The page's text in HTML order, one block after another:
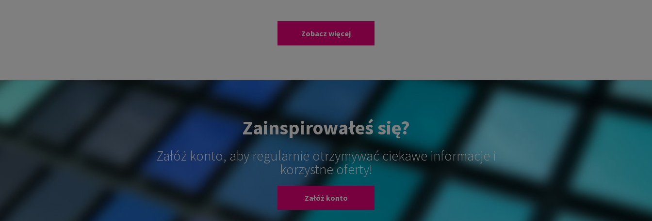
Zobacz więcej
Zainspirowałeś się?
Załóż konto, aby regularnie otrzymywać ciekawe informacje i
korzystne oferty!
Załóż konto